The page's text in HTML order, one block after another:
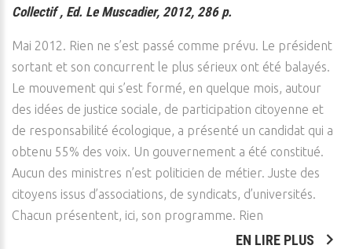
Collectif , Ed. Le Muscadier, 2012, 286 p.
Mai 2012. Rien ne s’est passé comme prévu. Le président
sortant et son concurrent le plus sérieux ont été balayés.
Le mouvement qui s’est formé, en quelque mois, autour
des idées de justice sociale, de participation citoyenne et
de responsabilité écologique, a présenté un candidat qui a
obtenu 55% des voix. Un gouvernement a été constitué.
Aucun des ministres n’est politicien de métier. Juste des
citoyens issus d’associations, de syndicats, d’universités.
Chacun présentent, ici, son programme. Rien
EN LIRE PLUS